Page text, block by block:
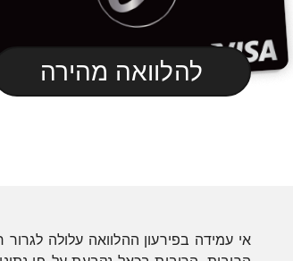
להלוואה מהירה
אי עמידה בפירעון ההלוואה עלולה